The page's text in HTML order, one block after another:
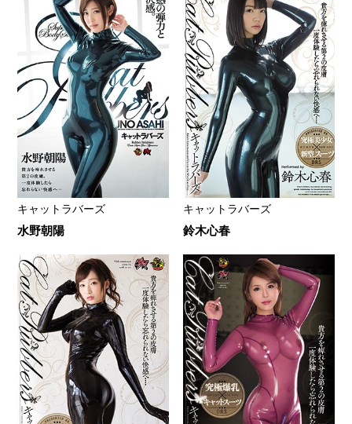
キャットラバーズ
水野朝陽
キャットラバーズ
鈴木心春